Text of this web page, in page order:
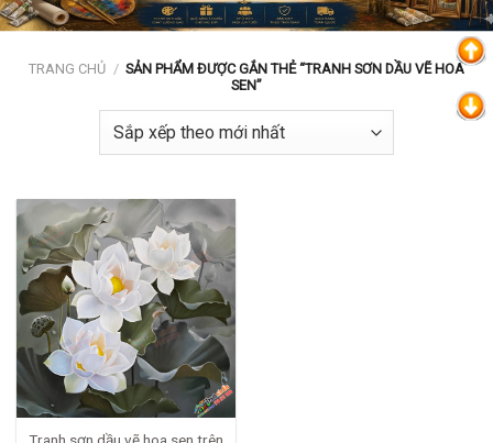
TRANG CHỦ / SẢN PHẨM ĐƯỢC GẮN THẺ “TRANH SƠN DẦU VẼ HOA
SEN”